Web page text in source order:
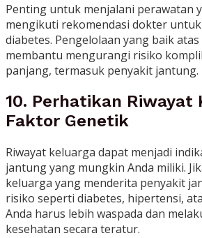
Penting untuk menjalani perawatan
mengikuti rekomendasi dokter
diabetes. Pengelolaan yang baik
membantu mengurangi risiko
panjang, termasuk penyakit jantung.
10. Perhatikan Riwayat
Faktor Genetik
Riwayat keluarga dapat menjadi
jantung yang mungkin Anda miliki.
keluarga yang menderita penyakit
risiko seperti diabetes, hipertensi,
Anda harus lebih waspada dan
kesehatan secara teratur.